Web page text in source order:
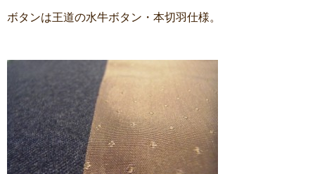
ボタンは王道の水牛ボタン・本切羽仕様。